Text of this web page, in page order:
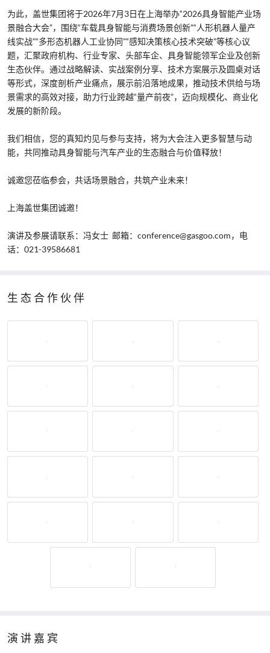
为此，盖世集团将于2026年7月3日在上海举办“2026具身智能产业场
景融合大会”，围绕“车载具身智能与消费场景创新”“人形机器人量产
线实战”“多形态机器人工业协同”“感知决策核心技术突破”等核心议
题，汇聚政府机构、行业专家、头部车企、具身智能领军企业及创新
生态伙伴。通过战略解读、实战案例分享、技术方案展示及圆桌对话
等形式，深度剖析产业痛点，展示前沿落地成果，推动技术供给与场
景需求的高效对接，助力行业跨越“量产前夜”，迈向规模化、商业化
发展的新阶段。
我们相信，您的真知灼见与参与支持，将为大会注入更多智慧与动
能，共同推动具身智能与汽车产业的生态融合与价值释放！
诚邀您莅临参会，共话场景融合，共筑产业未来！
上海盖世集团诚邀！
演讲及参展请联系：冯女士 邮箱：conference@gasgoo.com，电
话：021-39586681
生态合作伙伴
演讲嘉宾